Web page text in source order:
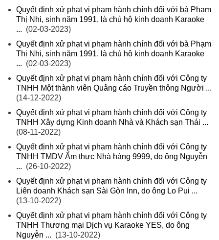
Quyết định xử phạt vi phạm hành chính đối với bà Phạm
Thị Nhi, sinh năm 1991, là chủ hộ kinh doanh Karaoke
... (02-03-2023)
Quyết định xử phạt vi phạm hành chính đối với bà Phạm
Thị Nhi, sinh năm 1991, là chủ hộ kinh doanh Karaoke
... (02-03-2023)
Quyết định xử phạt vi phạm hành chính đối với Công ty
TNHH Một thành viên Quảng cáo Truyền thông Người ...
(14-12-2022)
Quyết định xử phạt vi phạm hành chính đối với Công ty
TNHH Xây dựng Kinh doanh Nhà và Khách sạn Thái ...
(08-11-2022)
Quyết định xử phạt vi phạm hành chính đối với Công ty
TNHH TMDV Ẩm thực Nhà hàng 9999, do ông Nguyễn
... (26-10-2022)
Quyết định xử phạt vi phạm hành chính đối với Công ty
Liên doanh Khách sạn Sài Gòn Inn, do ông Lo Pui ...
(13-10-2022)
Quyết định xử phạt vi phạm hành chính đối với Công ty
TNHH Thương mại Dịch vụ Karaoke YES, do ông
Nguyễn ... (13-10-2022)